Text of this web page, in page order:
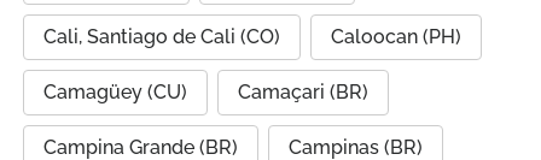
Cali, Santiago de Cali (CO) Caloocan (PH)
Camagüey (CU) Camaçari (BR)
Campina Grande (BR) Campinas (BR)